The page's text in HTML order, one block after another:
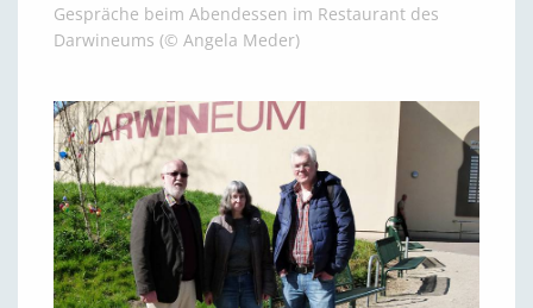
Gespräche beim Abendessen im Restaurant des
Darwineums (© Angela Meder)